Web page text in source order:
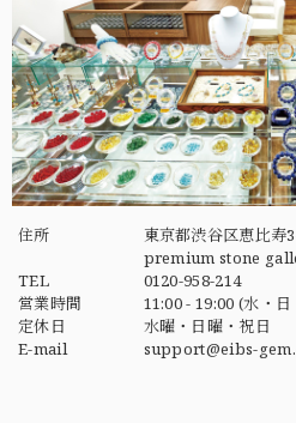
住所
東京都渋谷区恵比寿
premium stone
TEL
0120-958-214
営業時間
11:00 - 19:00 (水・
定休日
水曜・日曜・祝日
E-mail
support@eibs-